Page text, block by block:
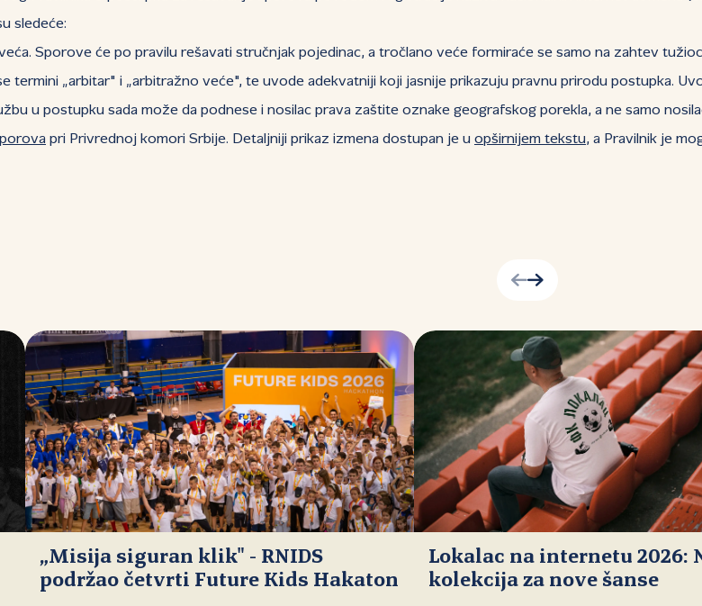
sledeće:
Sporove će po pravilu rešavati stručnjak pojedinac, a tročlano veće formiraće se samo na zahtev
termini „arbitar" i „arbitražno veće", te uvode adekvatniji koji jasnije prikazuju pravnu prirodu postupka.
u postupku sada može da podnese i nosilac prava zaštite oznake geografskog porekla, a ne samo
pri Privrednoj komori Srbije. Detaljniji prikaz izmena dostupan je u opširnijem tekstu, a Pravilnik je
„Misija siguran klik" - RNIDS
podržao četvrti Future Kids Hakaton
Lokalac na internetu 2026:
kolekcija za nove šanse